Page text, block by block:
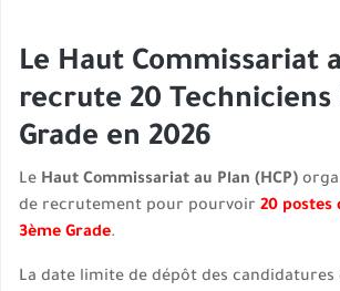
Le Haut Commissariat
recrute 20 Techniciens
Grade en 2026
Le Haut Commissariat au Plan (HCP)
de recrutement pour pourvoir 20 postes
3ème Grade.
La date limite de dépôt des candidatures